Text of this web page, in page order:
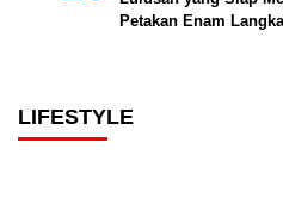
Petakan Enam
LIFESTYLE